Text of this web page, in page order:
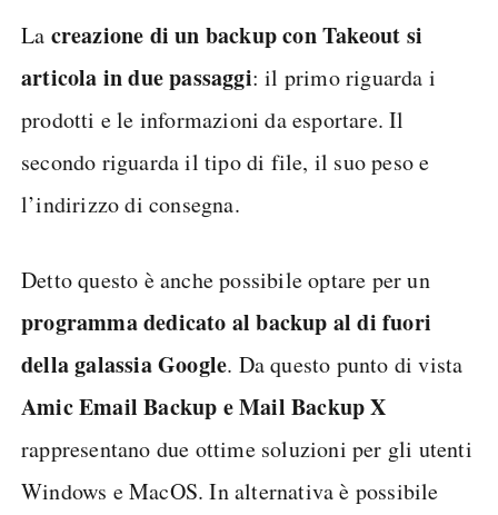
La creazione di un backup con Takeout si
articola in due passaggi: il primo riguarda i
prodotti e le informazioni da esportare. Il
secondo riguarda il tipo di file, il suo peso e
l’indirizzo di consegna.
Detto questo è anche possibile optare per un
programma dedicato al backup al di fuori
della galassia Google. Da questo punto di vista
Amic Email Backup e Mail Backup X
rappresentano due ottime soluzioni per gli utenti
Windows e MacOS. In alternativa è possibile